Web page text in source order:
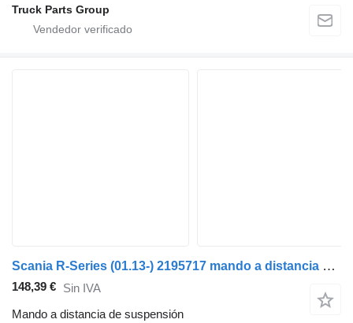
Truck Parts Group
Scania R-Series (01.13-) 2195717 mando a distancia de suspensión para Scania P,G,R,T-series (2004-2017) cabeza tractora
148,39 € Sin IVA
Mando a distancia de suspensión